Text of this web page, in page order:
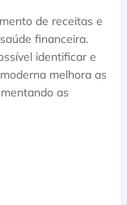
de receitas e
financeira.
identificar e
melhora as
as